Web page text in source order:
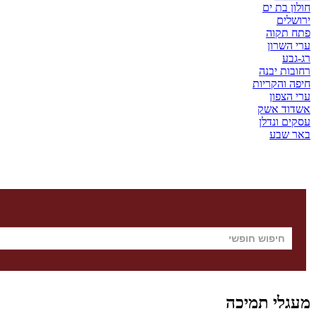
חולון בת ים
ירושלים
פתח תקוה
ערי השרון
רג-גבע
רחובות יבנה
חיפה והקריות
ערי הצפון
אשדוד אשק
עסקים ונדלן
באר שבע
מעגלי תמיכה